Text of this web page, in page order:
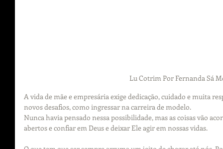
Lu Cotrim Por Fernanda Sá
A vida de mãe e empresária exige dedicação, cuidado e muita
novos desafios, como ingressar na carreira de modelo.
Nunca havia pensado nessa possibilidade, mas as coisas vão
abertos e confiar em Deus e deixar Ele agir em nossas vidas.